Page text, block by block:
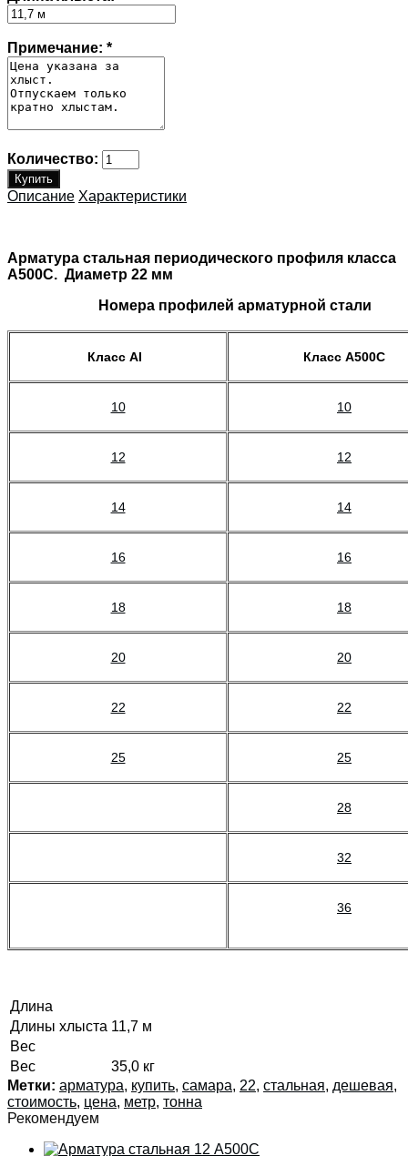
Примечание: *
Количество:
Описание Характеристики
Арматура стальная периодического профиля класса
А500С. Диаметр 22 мм
Номера профилей арматурной стали
Класс AI Класс А500С
10 10
12 12
14 14
16 16
18 18
20 20
22 22
25 25
28
32
36
Длина
Длины хлыста 11,7 м
Вес
Вес
35,0 кг
Метки: арматура, купить, самара, 22, стальная, дешевая,
стоимость, цена, метр, тонна
Рекомендуем